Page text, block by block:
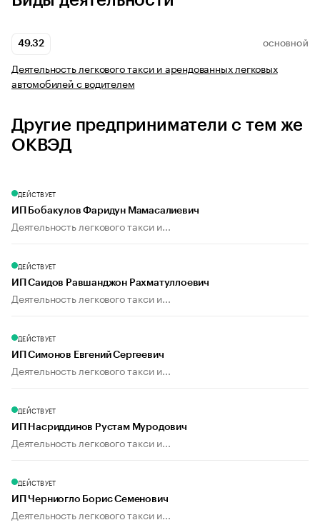
49.32 ОСНОВНОЙ
Деятельность легкового такси и арендованных легковых
автомобилей с водителем
Другие предприниматели с тем же
ОКВЭД
ДЕЙСТВУЕТ
ИП Бобакулов Фаридун Мамасалиевич
Деятельность легкового такси и...
ДЕЙСТВУЕТ
ИП Саидов Равшанджон Рахматуллоевич
Деятельность легкового такси и...
ДЕЙСТВУЕТ
ИП Симонов Евгений Сергеевич
Деятельность легкового такси и...
ДЕЙСТВУЕТ
ИП Насриддинов Рустам Муродович
Деятельность легкового такси и...
ДЕЙСТВУЕТ
ИП Черниогло Борис Семенович
Деятельность легкового такси и...